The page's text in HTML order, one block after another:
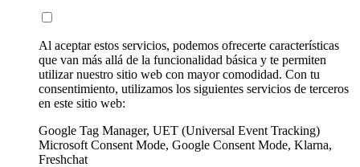
Al aceptar estos servicios, podemos ofrecerte características
que van más allá de la funcionalidad básica y te permiten
utilizar nuestro sitio web con mayor comodidad. Con tu
consentimiento, utilizamos los siguientes servicios de terceros
en este sitio web:
Google Tag Manager, UET (Universal Event Tracking)
Microsoft Consent Mode, Google Consent Mode, Klarna,
Freshchat